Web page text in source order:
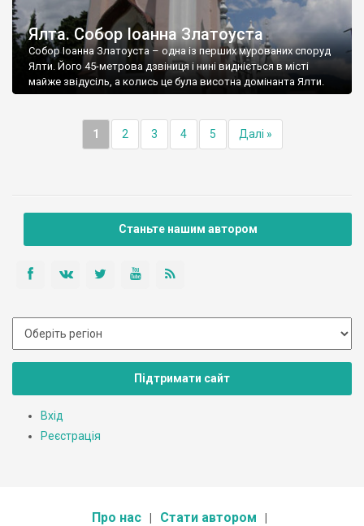
Ялта. Собор Іоанна Златоуста
Собор Іоанна Златоуста – одна із перших мурованих споруд
Ялти. Його 45-метрова дзвіниця і нині видніється в місті
майже звідусіль, а колись це була висотна домінанта Ялти.
1 2 3 4 5 Далі »
Станьте нашим автором
Підтримати сайт
Вхід
Реєстрація
Про нас Стати автором